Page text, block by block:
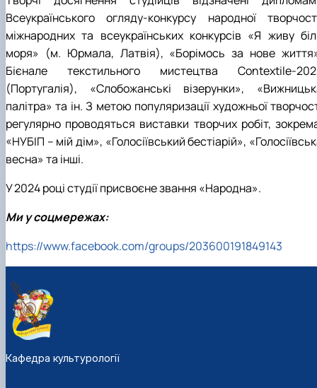
Всеукраїнського огляду-конкурсу народної
міжнародних та всеукраїнських конкурсів «Я живу
моря» (м. Юрмала, Латвія), «Борімось за нове
Бієнале текстильного мистецтва Contextile-
(Португалія), «Слобожанські візерунки»,
палітра» та ін. З метою популяризації художньої
регулярно проводяться виставки творчих робіт,
«НУБІП – мій дім», «Голосіївський бестіарій»,
весна» та інші.
У 2024 році студії присвоєне звання «Народна».
Ми у соцмережах:
https://www.facebook.com/groups/203600191849143
Кафедра культурології